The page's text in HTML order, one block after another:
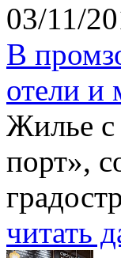
03/11/
В
отели и
Жилье с
порт»,
читать